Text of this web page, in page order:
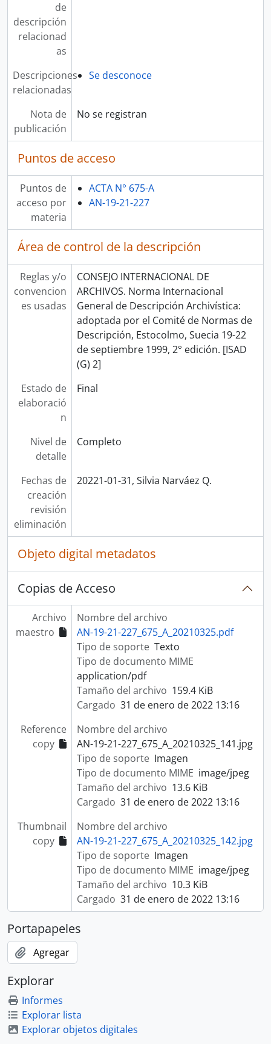
de
descripción
relacionad
as
Descripciones
relacionadas
Se desconoce
Nota de
publicación
No se registran
Puntos de acceso
Puntos de
acceso por
materia
ACTA N° 675-A
AN-19-21-227
Área de control de la descripción
Reglas y/o
convencion
es usadas
CONSEJO INTERNACIONAL DE
ARCHIVOS. Norma Internacional
General de Descripción Archivística:
adoptada por el Comité de Normas de
Descripción, Estocolmo, Suecia 19-22
de septiembre 1999, 2° edición. [ISAD
(G) 2]
Estado de
elaboració
n
Final
Nivel de
detalle
Completo
Fechas de
creación
revisión
eliminación
20221-01-31, Silvia Narváez Q.
Objeto digital metadatos
Copias de Acceso
Archivo
maestro
Nombre del archivo
AN-19-21-227_675_A_20210325.pdf
Tipo de soporte Texto
Tipo de documento MIME
application/pdf
Tamaño del archivo 159.4 KiB
Cargado 31 de enero de 2022 13:16
Reference
copy
Nombre del archivo
AN-19-21-227_675_A_20210325_141.jpg
Tipo de soporte Imagen
Tipo de documento MIME image/jpeg
Tamaño del archivo 13.6 KiB
Cargado 31 de enero de 2022 13:16
Thumbnail
copy
Nombre del archivo
AN-19-21-227_675_A_20210325_142.jpg
Tipo de soporte Imagen
Tipo de documento MIME image/jpeg
Tamaño del archivo 10.3 KiB
Cargado 31 de enero de 2022 13:16
Portapapeles
Agregar
Explorar
Informes
Explorar lista
Explorar objetos digitales